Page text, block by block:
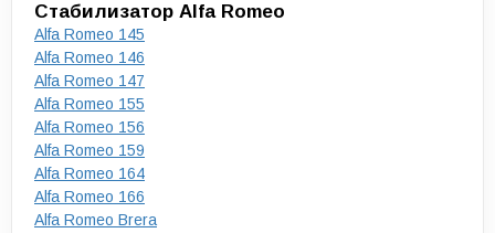
Стабилизатор Alfa Romeo
Alfa Romeo 145
Alfa Romeo 146
Alfa Romeo 147
Alfa Romeo 155
Alfa Romeo 156
Alfa Romeo 159
Alfa Romeo 164
Alfa Romeo 166
Alfa Romeo Brera